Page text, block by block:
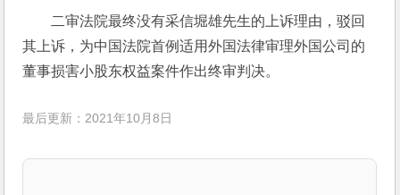
二审法院最终没有采信堀雄先生的上诉理由，驳回
其上诉，为中国法院首例适用外国法律审理外国公司的
董事损害小股东权益案件作出终审判决。
最后更新：2021年10月8日